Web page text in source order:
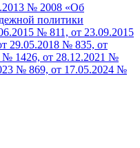
№ 2008 «Об
политики
№ 811, от 23.09.2015
29.05.2018 № 835, от
№ 1426, от 28.12.2021 №
№ 869, от 17.05.2024 №